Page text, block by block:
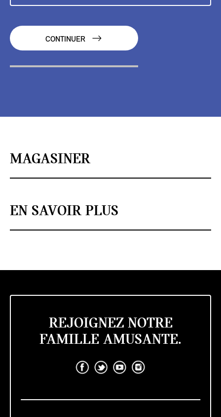
CONTINUER
MAGASINER
EN SAVOIR PLUS
REJOIGNEZ NOTRE
FAMILLE AMUSANTE.